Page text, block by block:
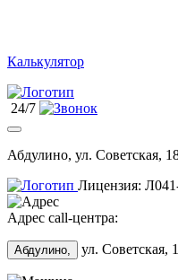
Калькулятор
24/7
Абдулино, ул. Советская,
Лицензия:
Адрес call-центра:
Абдулино, ул. Советская,